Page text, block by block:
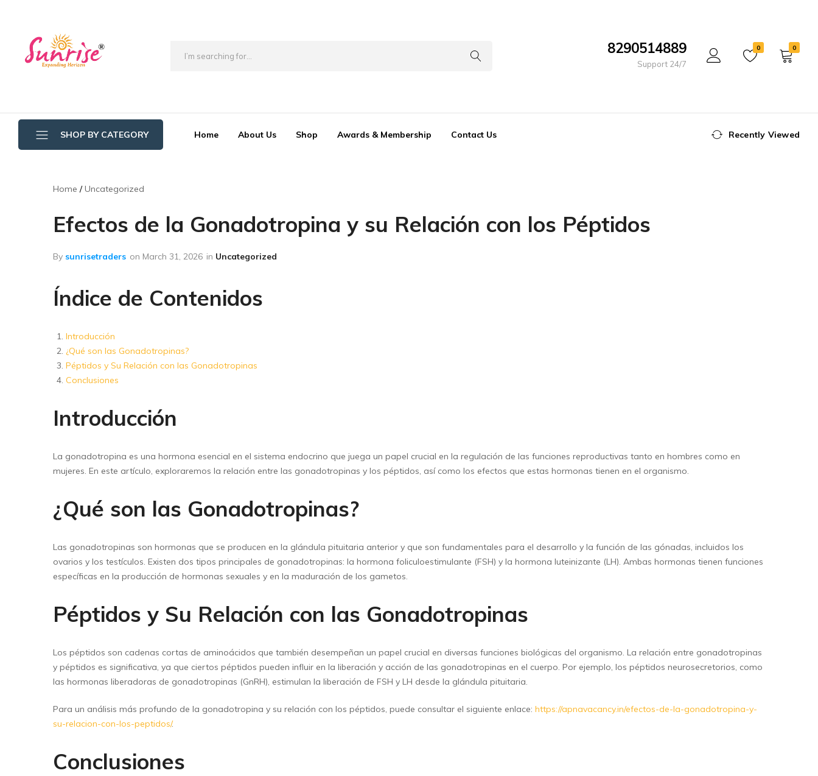
8290514889
Support 24/7
0 0
SHOP BY CATEGORY
Bathroom Wipers
Crystal Mop Sponge Reffil
Dry Mop
Kitchen Wipers
Toilet Brushes
Home About Us Shop Awards & Membership Contact Us Recently Viewed
Home Uncategorized
Efectos de la Gonadotropina y su Relación con los Péptidos
By sunrisetraders on March 31, 2026 in Uncategorized
Índice de Contenidos
Introducción
¿Qué son las Gonadotropinas?
Péptidos y Su Relación con las Gonadotropinas
Conclusiones
Introducción
La gonadotropina es una hormona esencial en el sistema endocrino que juega un papel crucial en la regulación de las funciones reproductivas tanto en hombres como en
mujeres. En este artículo, exploraremos la relación entre las gonadotropinas y los péptidos, así como los efectos que estas hormonas tienen en el organismo.
¿Qué son las Gonadotropinas?
Las gonadotropinas son hormonas que se producen en la glándula pituitaria anterior y que son fundamentales para el desarrollo y la función de las gónadas, incluidos los
ovarios y los testículos. Existen dos tipos principales de gonadotropinas: la hormona foliculoestimulante (FSH) y la hormona luteinizante (LH). Ambas hormonas tienen funciones
específicas en la producción de hormonas sexuales y en la maduración de los gametos.
Péptidos y Su Relación con las Gonadotropinas
Los péptidos son cadenas cortas de aminoácidos que también desempeñan un papel crucial en diversas funciones biológicas del organismo. La relación entre gonadotropinas
y péptidos es significativa, ya que ciertos péptidos pueden influir en la liberación y acción de las gonadotropinas en el cuerpo. Por ejemplo, los péptidos neurosecretorios, como
las hormonas liberadoras de gonadotropinas (GnRH), estimulan la liberación de FSH y LH desde la glándula pituitaria.
Para un análisis más profundo de la gonadotropina y su relación con los péptidos, puede consultar el siguiente enlace: https://apnavacancy.in/efectos-de-la-gonadotropina-y-
su-relacion-con-los-peptidos/.
Conclusiones